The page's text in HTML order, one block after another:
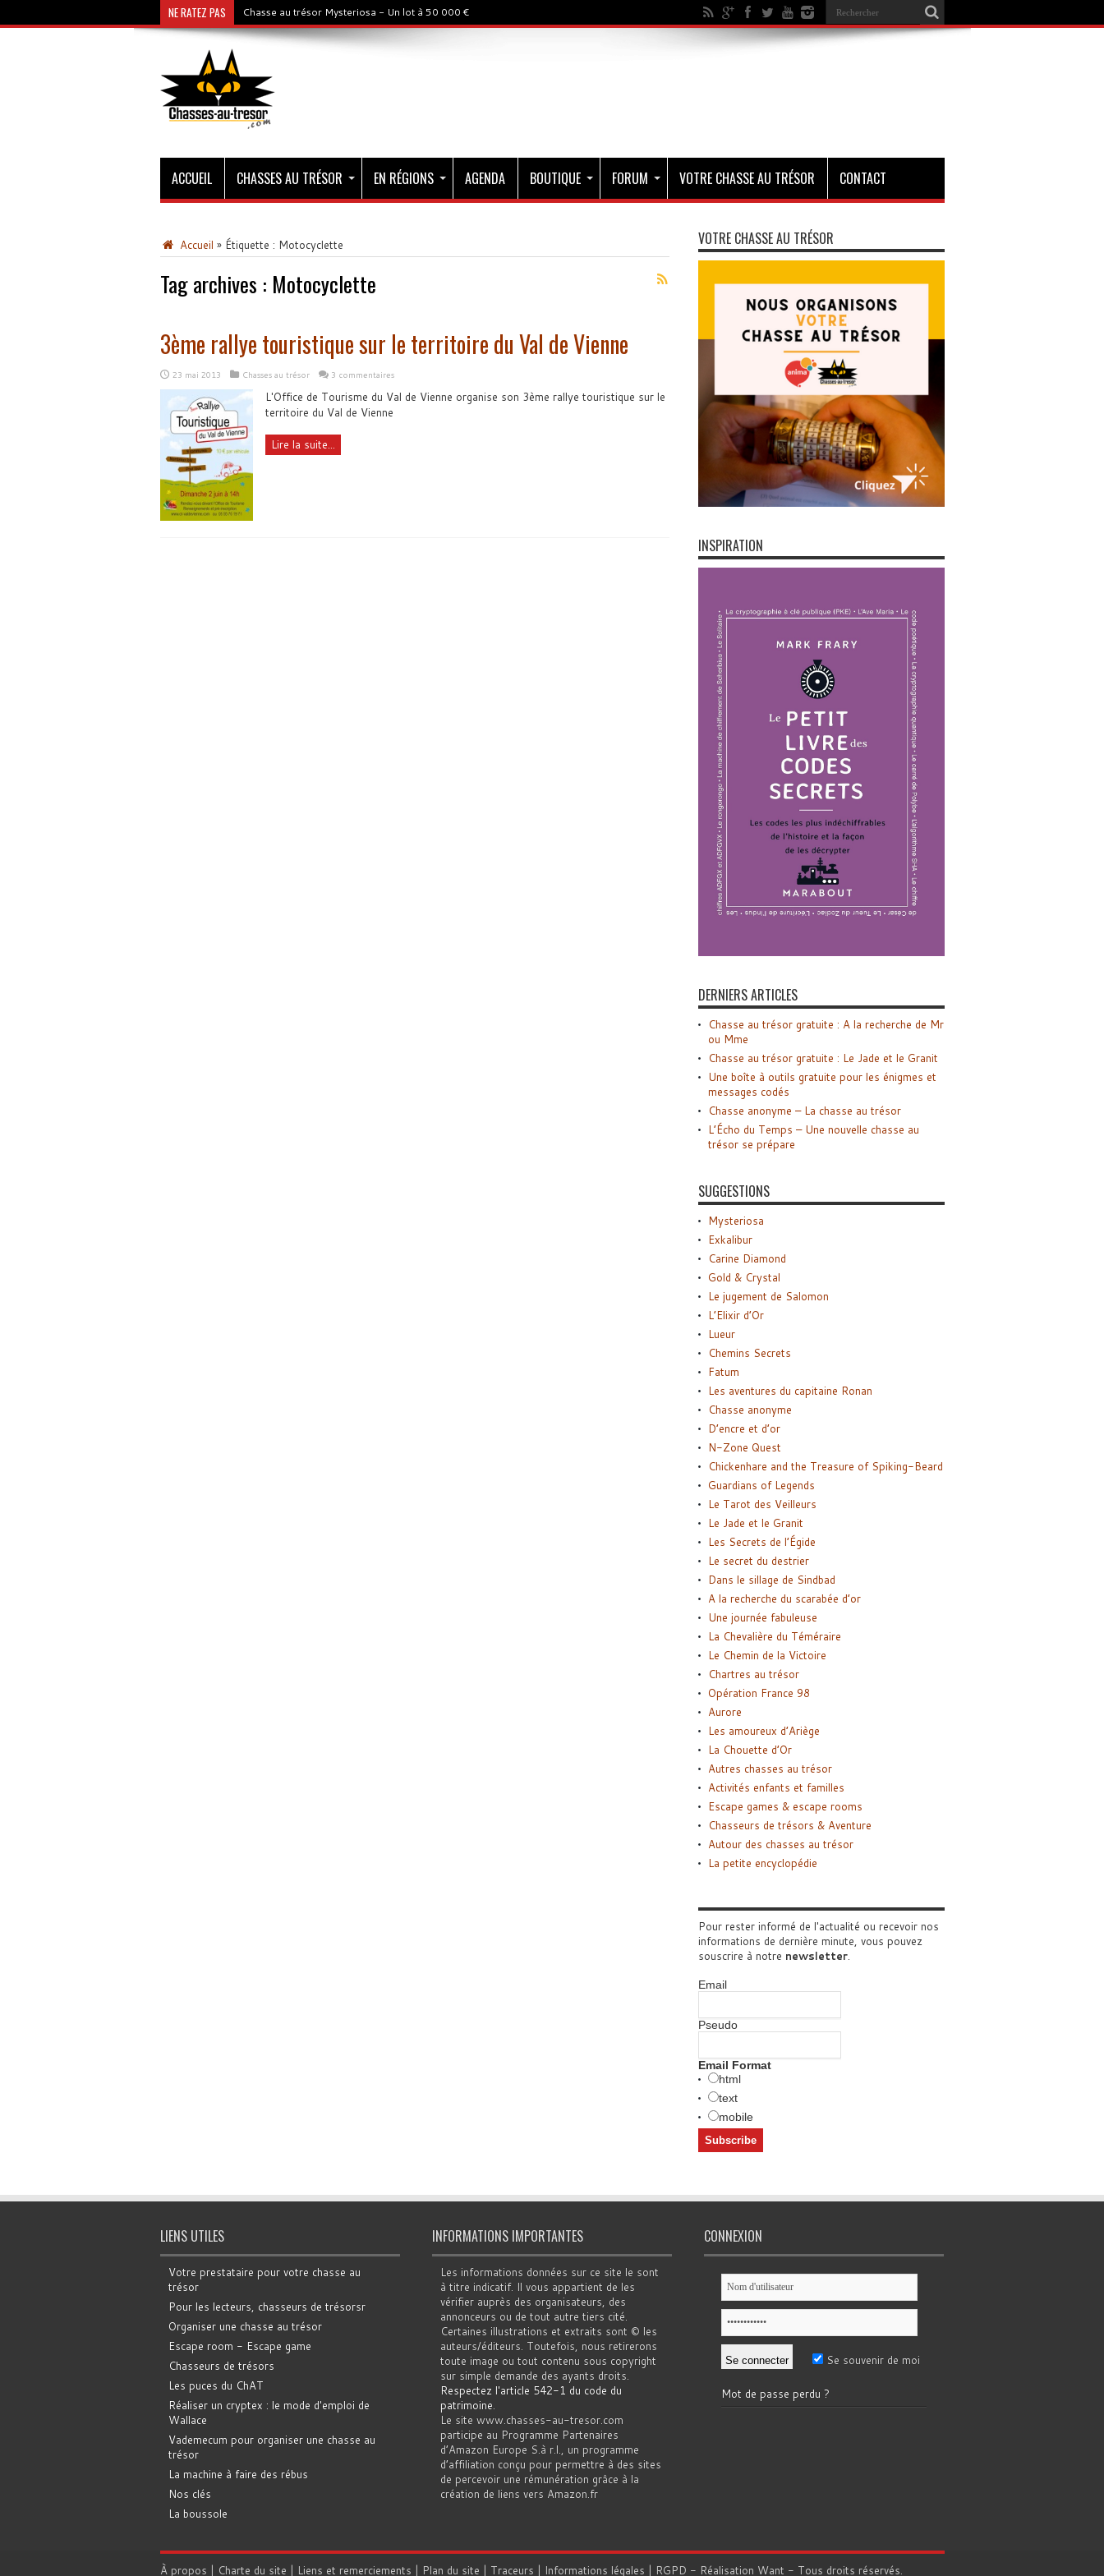
NE RATEZ PAS Chasse au trésor Mysteriosa - Un lot à 50 000 €
ACCUEIL CHASSES AU TRÉSOR EN RÉGIONS AGENDA BOUTIQUE FORUM VOTRE CHASSE AU TRÉSOR CONTACT
Accueil » Étiquette : Motocyclette
Tag archives : Motocyclette
3ème rallye touristique sur le territoire du Val de Vienne
23 mai 2013 Chasses au trésor 3 commentaires
L'Office de Tourisme du Val de Vienne organise son 3ème rallye touristique sur le
territoire du Val de Vienne
Lire la suite...
VOTRE CHASSE AU TRÉSOR
INSPIRATION
DERNIERS ARTICLES
Chasse au trésor gratuite : A la recherche de Mr
ou Mme
Chasse au trésor gratuite : Le Jade et le Granit
Une boîte à outils gratuite pour les énigmes et
messages codés
Chasse anonyme – La chasse au trésor
L’Écho du Temps – Une nouvelle chasse au
trésor se prépare
SUGGESTIONS
Mysteriosa
Exkalibur
Carine Diamond
Gold & Crystal
Le jugement de Salomon
L’Elixir d’Or
Lueur
Chemins Secrets
Fatum
Les aventures du capitaine Ronan
Chasse anonyme
D’encre et d’or
N-Zone Quest
Chickenhare and the Treasure of Spiking-Beard
Guardians of Legends
Le Tarot des Veilleurs
Le Jade et le Granit
Les Secrets de l’Égide
Le secret du destrier
Dans le sillage de Sindbad
A la recherche du scarabée d’or
Une journée fabuleuse
La Chevalière du Téméraire
Le Chemin de la Victoire
Chartres au trésor
Opération France 98
Aurore
Les amoureux d’Ariège
La Chouette d’Or
Autres chasses au trésor
Activités enfants et familles
Escape games & escape rooms
Chasseurs de trésors & Aventure
Autour des chasses au trésor
La petite encyclopédie
Pour rester informé de l'actualité ou recevoir nos
informations de dernière minute, vous pouvez
souscrire à notre newsletter.
Email
Pseudo
Email Format
html
text
mobile
LIENS UTILES
Votre prestataire pour votre chasse au
trésor
Pour les lecteurs, chasseurs de trésorsr
Organiser une chasse au trésor
Escape room - Escape game
Chasseurs de trésors
Les puces du ChAT
Réaliser un cryptex : le mode d'emploi de
Wallace
Vademecum pour organiser une chasse au
trésor
La machine à faire des rébus
Nos clés
La boussole
INFORMATIONS IMPORTANTES
Les informations données sur ce site le sont
à titre indicatif. Il vous appartient de les
vérifier auprès des organisateurs, des
annonceurs ou de tout autre tiers cité.
Certaines illustrations et extraits sont © les
auteurs/éditeurs. Toutefois, nous retirerons
toute image ou tout contenu sous copyright
sur simple demande des ayants droits.
Respectez l'article 542-1 du code du
patrimoine.
Le site www.chasses-au-tresor.com
participe au Programme Partenaires
d’Amazon Europe S.à r.l., un programme
d’affiliation conçu pour permettre à des sites
de percevoir une rémunération grâce à la
création de liens vers Amazon.fr
CONNEXION
Se souvenir de moi
Mot de passe perdu ?
À propos | Charte du site | Liens et remerciements | Plan du site | Traceurs | Informations légales | RGPD - Réalisation Want - Tous droits réservés.